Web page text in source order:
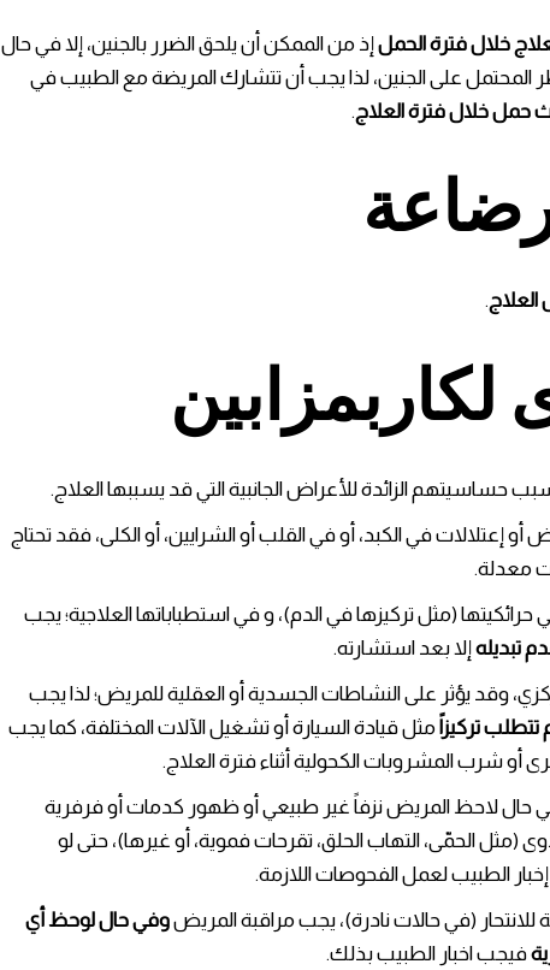
خلال فترة الحملإذ من الممكن أن يلحق الضرر بالجنين، إلا في حال
المحتمل على الجنين، لذا يجب أن تتشارك المريضة مع الطبيب في
حمل خلال فترة العلاج.
العلاج.
حساسيتهم الزائدة للأعراض الجانبية التي قد يسببها العلاج.
إعتلالات في الكبد، أو في القلب أو الشرايين، أو الكلى، فقد تحتاج
معدلة.
(مثل تركيزها في الدم)، و في استطباباتها العلاجية؛ يجب
تبديلهإلا بعد استشارته.
وقد يؤثر على النشاطات الجسدية أو العقلية للمريض؛ لذا يجب
تركيزاً مثل قيادة السيارة أو تشغيل الآلات المختلفة، كما يجب
أو شرب المشروبات الكحولية أثناء فترة العلاج.
حال لاحظ المريض نزفاً غير طبيعي أو ظهور كدمات أو فرفرية
الحمّى، التهاب الحلق، تقرحات فموية، أو غيرها)، حتى لو
الطبيب لعمل الفحوصات اللازمة.
(في حالات نادرة)، يجب مراقبة المريضوفي حال لوحظ أي
فيجب اخبار الطبيب بذلك.